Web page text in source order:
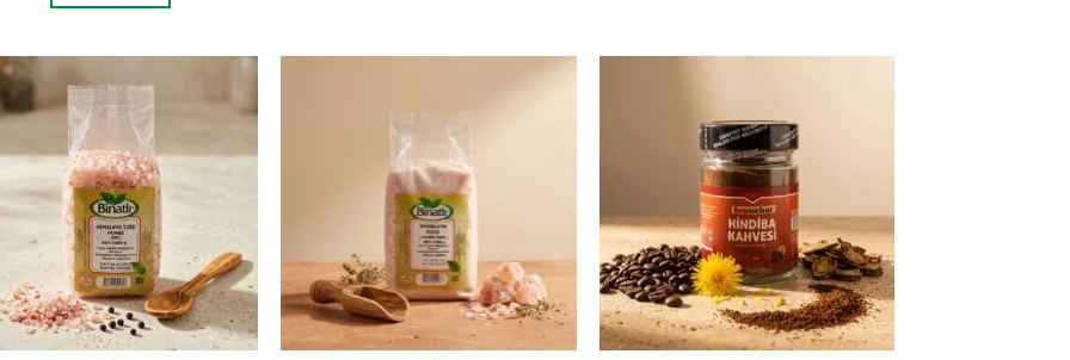
birden
var.
Seçenekler
ürün
sayfasından
seçilebilir